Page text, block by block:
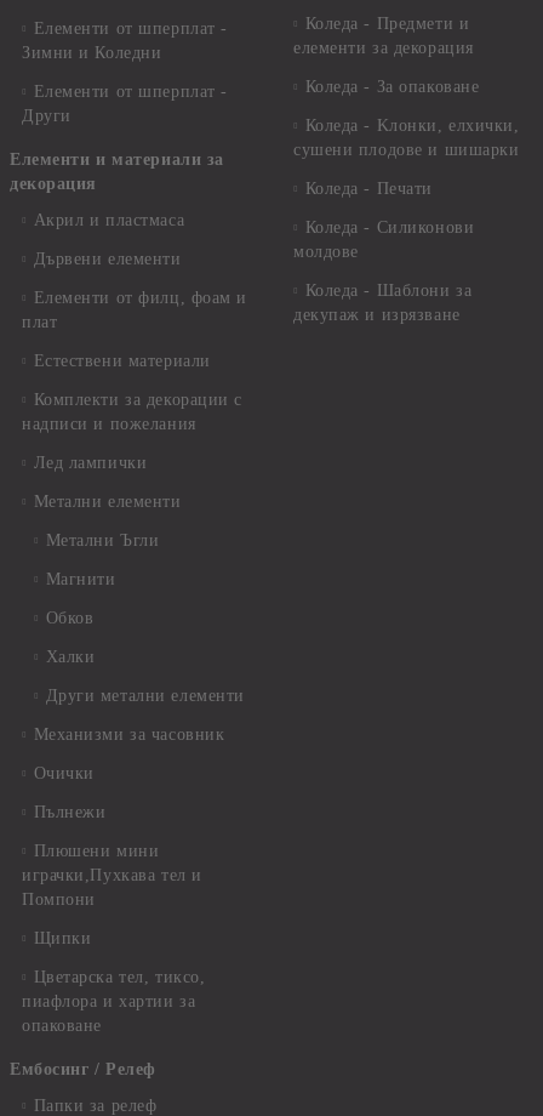
Елементи от шперплат -
Зимни и Коледни
Елементи от шперплат -
Други
Елементи и материали за
декорация
Акрил и пластмаса
Дървени елементи
Елементи от филц, фоам и
плат
Естествени материали
Комплекти за декорации с
надписи и пожелания
Лед лампички
Метални елементи
Метални Ъгли
Магнити
Обков
Халки
Други метални елементи
Механизми за часовник
Очички
Пълнежи
Плюшени мини
играчки,Пухкава тел и
Помпони
Щипки
Цветарска тел, тиксо,
пиафлора и хартии за
опаковане
Ембосинг / Релеф
Папки за релеф
Коледа - Предмети и
елементи за декорация
Коледа - За опаковане
Коледа - Kлонки, елхички,
сушени плодове и шишарки
Коледа - Печати
Коледа - Силиконови
молдове
Коледа - Шаблони за
декупаж и изрязване